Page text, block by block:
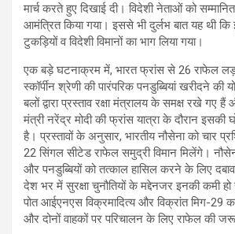
मार्च करते हुए दिखाई दी। विदेशी नेताओं को
आमंत्रित किया गया। इससे भी दुर्लभ बात यह थी कि
टुकड़ियों व विदेशी विमानों का भाग लिया गया।
एक बड़े घटनाक्रम में, भारत फ्रांस से 26 राफेल
स्कॉर्पीन श्रेणी की पारंपरिक पनडुब्बियां खरीदने की
बलों द्वारा प्रस्ताव रक्षा मंत्रालय के समक्ष रखे गए
मंत्री नरेंद्र मोदी की फ्रांस यात्रा के दौरान इसकी
है। प्रस्तावों के अनुसार, भारतीय नौसेना को चार
22 सिंगल सीटेड राफेल समुद्री विमान मिलेंगे।
और पनडुब्बियों को तत्काल हासिल करने के लिए दबाव
देश भर में सुरक्षा चुनौतियों के मद्देनजर इनकी कमी हो
पोत आईएनएस विक्रमादित्य और विक्रांत मिग-29
और दोनों वाहकों पर परिचालन के लिए राफेल की